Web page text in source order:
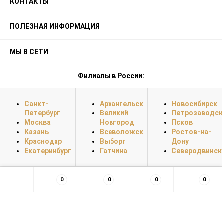
ПОЛЕЗНАЯ ИНФОРМАЦИЯ
МЫ В СЕТИ
Филиалы в России:
Санкт-
Петербург
Москва
Казань
Краснодар
Екатеринбург
Архангельск
Великий
Новгород
Всеволожск
Выборг
Гатчина
Новосибирск
Петрозаводск
Псков
Ростов-на-
Дону
Северодвинск
0 0 0 0